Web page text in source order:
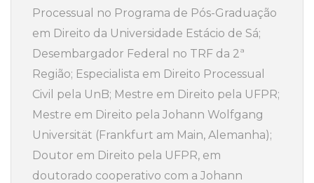
Processual no Programa de Pós-Graduação
em Direito da Universidade Estácio de Sá;
Desembargador Federal no TRF da 2ª
Região; Especialista em Direito Processual
Civil pela UnB; Mestre em Direito pela UFPR;
Mestre em Direito pela Johann Wolfgang
Universität (Frankfurt am Main, Alemanha);
Doutor em Direito pela UFPR, em
doutorado cooperativo com a Johann